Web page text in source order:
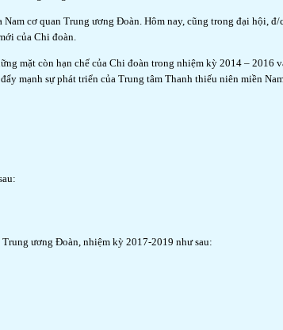
cơ quan Trung ương Đoàn. Hôm nay, cũng trong đại hội,
của Chi đoàn.
mặt còn hạn chế của Chi đoàn trong nhiệm kỳ 2014 – 2016
mạnh sự phát triển của Trung tâm Thanh thiếu niên miền
ương Đoàn, nhiệm kỳ 2017-2019 như sau: